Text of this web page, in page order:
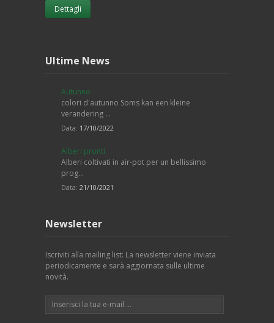
Dettagli
Ultime News
Autunno
colori d'autunno Soms kan een kleine
verandering …
Data: 17/10/2022
Alberi pronti
Alberi coltivati in air-pot per un bellissimo
prog…
Data: 21/10/2021
Newsletter
Iscriviti alla mailing list: La newsletter viene inviata
periodicamente e sarà aggiornata sulle ultime
novità.